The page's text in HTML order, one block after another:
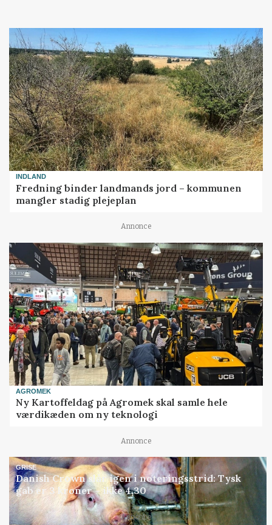
INDLAND
Fredning binder landmands jord – kommunen
mangler stadig plejeplan
Annonce
AGROMEK
Ny Kartoffeldag på Agromek skal samle hele
værdikæden om ny teknologi
Annonce
GRISE
Danish Crown slår igen i noteringsstrid: Tysk
gab er 3 kroner – ikke 4,30
Annonce